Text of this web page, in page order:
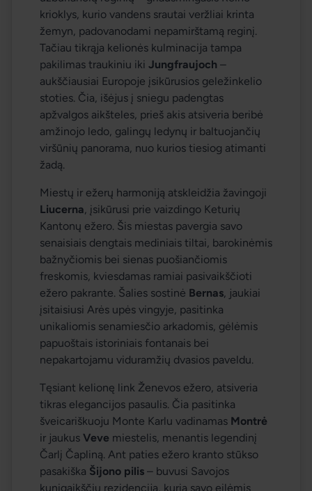
krioklys, kurio vandens srautai veržliai krinta
žemyn, padovanodami nepamirštamą reginį.
Tačiau tikrąja kelionės kulminacija tampa
pakilimas traukiniu iki Jungfraujoch –
aukščiausiai Europoje įsikūrusios geležinkelio
stoties. Čia, išėjus į sniegu padengtas
apžvalgos aikšteles, prieš akis atsiveria beribė
amžinojo ledo, galingų ledynų ir baltuojančių
viršūnių panorama, nuo kurios tiesiog atimanti
žadą.
Liucerna, įsikūrusi prie vaizdingo Keturių
Kantonų ežero. Šis miestas pavergia savo
senaisiais dengtais mediniais tiltai, barokinėmis
bažnyčiomis bei sienas puošiančiomis
freskomis, kviesdamas ramiai pasivaikščioti
ežero pakrante. Šalies sostinė Bernas, jaukiai
įsitaisiusi Arės upės vingyje, pasitinka
unikaliomis senamiesčio arkadomis, gėlėmis
papuoštais istoriniais fontanais bei
nepakartojamu viduramžių dvasios paveldu.
Tęsiant kelionę link Ženevos ežero, atsiveria
tikras elegancijos pasaulis. Čia pasitinka
šveicariškuoju Monte Karlu vadinamas Montrė
ir jaukus Veve miestelis, menantis legendinį
Čarlį Čapliną. Ant paties ežero kranto stūkso
pasakiška Šijono pilis – buvusi Savojos
kunigaikščių rezidencija, kurią savo eilėmis